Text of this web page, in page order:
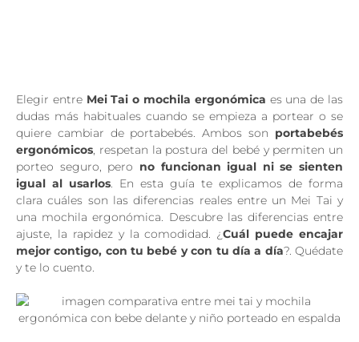
Elegir entre Mei Tai o mochila ergonómica es una de las
dudas más habituales cuando se empieza a portear o se
quiere cambiar de portabebés. Ambos son portabebés
ergonómicos, respetan la postura del bebé y permiten un
porteo seguro, pero no funcionan igual ni se sienten
igual al usarlos. En esta guía te explicamos de forma
clara cuáles son las diferencias reales entre un Mei Tai y
una mochila ergonómica. Descubre las diferencias entre
ajuste, la rapidez y la comodidad. ¿Cuál puede encajar
mejor contigo, con tu bebé y con tu día a día?. Quédate
y te lo cuento.